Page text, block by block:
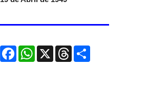
FacebookWhatsApp
X ThreadsCompartir